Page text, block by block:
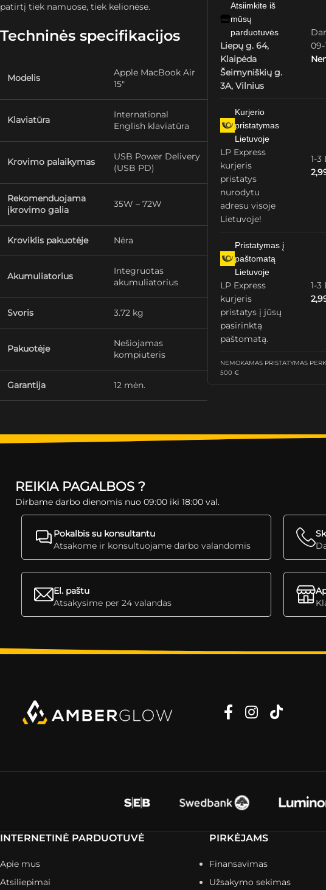
patirtį tiek namuose, tiek kelionėse.
Techninės specifikacijos
Modelis
Apple MacBook Air
15″
Klaviatūra
International
English klaviatūra
Krovimo palaikymas
USB Power Delivery
(USB PD)
Rekomenduojama
įkrovimo galia
35W – 72W
Kroviklis pakuotėje Nėra
Akumuliatorius
Integruotas
akumuliatorius
Svoris 3.72 kg
Pakuotėje
Nešiojamas
kompiuteris
Garantija 12 mėn.
Atsiimkite iš
mūsų
parduotuvės
Liepų g. 64,
Klaipėda
Šeimyniškių g.
3A, Vilnius
09-
Kurjerio
pristatymas
Lietuvoje
LP Express
kurjeris
pristatys
nurodytu
adresu visoje
Lietuvoje!
1-
Pristatymas į
paštomatą
Lietuvoje
LP Express
kurjeris
pristatys į jūsų
pasirinktą
paštomatą.
1-
NEMOKAMAS PRISTATYMAS
500 €
REIKIA PAGALBOS ?
Dirbame darbo dienomis nuo 09:00 iki 18:00 val.
Pokalbis su konsultantu
Atsakome ir konsultuojame darbo valandomis
El. paštu
Atsakysime per 24 valandas
INTERNETINĖ PARDUOTUVĖ
Apie mus
Atsiliepimai
PIRKĖJAMS
Finansavimas
Užsakymo sekimas